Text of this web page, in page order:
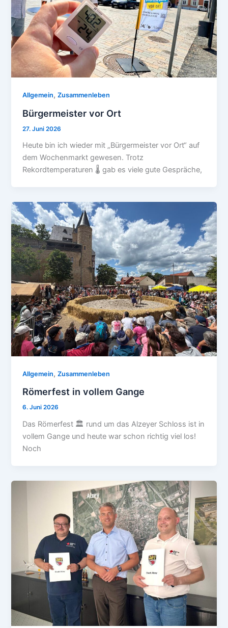
Allgemein,Zusammenleben
Bürgermeister vor Ort
27. Juni 2026
Heute bin ich wieder mit „Bürgermeister vor Ort“ auf
dem Wochenmarkt gewesen. Trotz
Rekordtemperaturen 🌡️ gab es viele gute Gespräche,
Allgemein,Zusammenleben
Römerfest in vollem Gange
6. Juni 2026
Das Römerfest 🏛️ rund um das Alzeyer Schloss ist in
vollem Gange und heute war schon richtig viel los!
Noch